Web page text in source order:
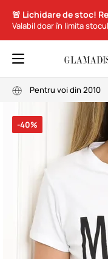
🚨 Lichidare de stoc!
Valabil doar în limita
Pentru voi din 2010
-40%